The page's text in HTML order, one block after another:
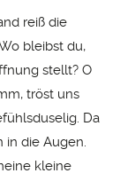
reiß die
bleibst du,
stellt? O
tröst uns
Da
in die Augen.
kleine